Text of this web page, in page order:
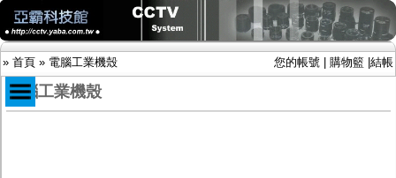
» 首頁 » 電腦工業機殼 您的帳號 購物籃 結帳
電腦工業機殼